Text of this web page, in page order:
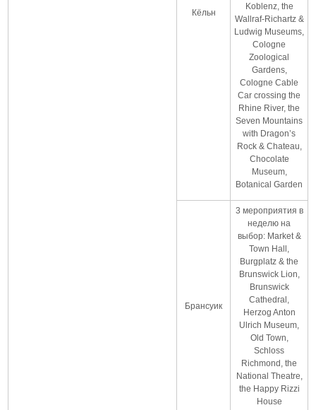
Кёльн
Koblenz, the
Wallraf-Richartz &
Ludwig Museums,
Cologne
Zoological
Gardens,
Cologne Cable
Car crossing the
Rhine River, the
Seven Mountains
with Dragon’s
Rock & Chateau,
Chocolate
Museum,
Botanical Garden
Брансуик
3 мероприятия в
неделю на
выбор: Market &
Town Hall,
Burgplatz & the
Brunswick Lion,
Brunswick
Cathedral,
Herzog Anton
Ulrich Museum,
Old Town,
Schloss
Richmond, the
National Theatre,
the Happy Rizzi
House